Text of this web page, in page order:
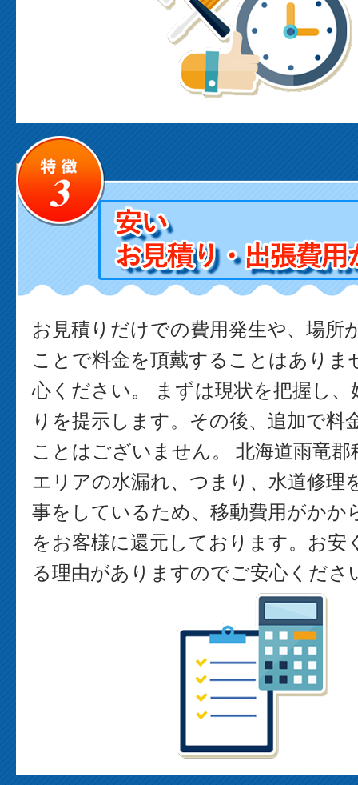
お見積りだけでの費用発生や、場所
ことで料金を頂戴することはありま
心ください。 まずは現状を把握し
りを提示します。その後、追加で料
ことはございません。 北海道雨竜郡
エリアの水漏れ、つまり、水道修理
事をしているため、移動費用がかか
をお客様に還元しております。お安
る理由がありますのでご安心くださ